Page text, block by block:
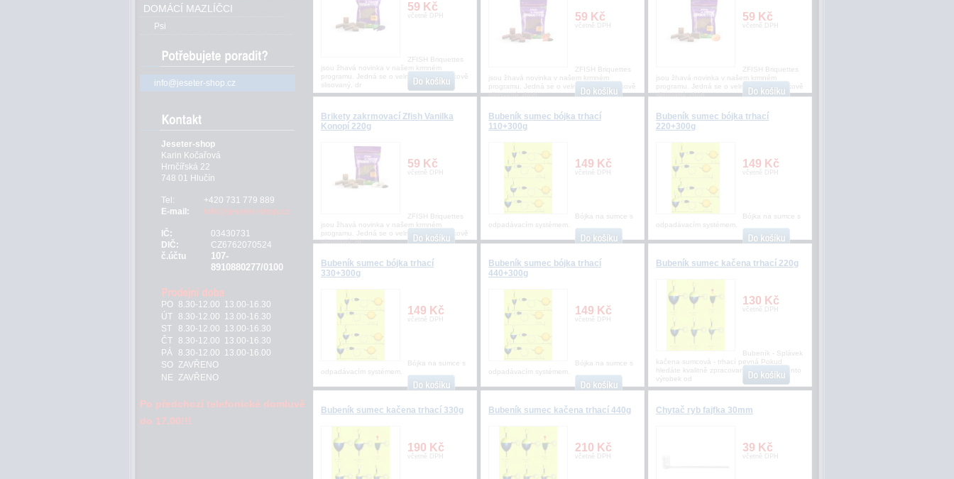
59 Kč
včetně DPH
ZFISH Briquettes
jsou žhavá novinka v našem krmném
programu. Jedná se o velmi kvalitní a tlakově
slisovaný, dr
59 Kč
včetně DPH
ZFISH Briquettes
jsou žhavá novinka v našem krmném
programu. Jedná se o velmi kvalitní a tlakově
slisovaný, drob
59 Kč
včetně DPH
ZFISH Briquettes
jsou žhavá novinka v našem krmném
programu. Jedná se o velmi kvalitní a tlakově
slisovaný, drob
Brikety zakrmovací Zfish Vanilka
Konopí 220g
59 Kč
včetně DPH
ZFISH Briquettes
jsou žhavá novinka v našem krmném
programu. Jedná se o velmi kvalitní a tlakově
slisovaný, dr
Bubeník sumec bójka trhací
110+300g
149 Kč
včetně DPH
Bójka na sumce s
odpadávacím systémem.
Bubeník sumec bójka trhací
220+300g
149 Kč
včetně DPH
Bójka na sumce s
odpadávacím systémem.
Bubeník sumec bójka trhací
330+300g
149 Kč
včetně DPH
Bójka na sumce s
odpadávacím systémem.
Bubeník sumec bójka trhací
440+300g
149 Kč
včetně DPH
Bójka na sumce s
odpadávacím systémem.
Bubeník sumec kačena trhací 220g
130 Kč
včetně DPH
Bubeník - Splávek
kačena sumcová - trhací pevná Pokud
hledáte kvalitně zpracovaný splávek je tento
výrobek od
Bubeník sumec kačena trhací 330g
190 Kč
včetně DPH
Bubeník sumec kačena trhací 440g
210 Kč
včetně DPH
Chytač ryb fajfka 30mm
39 Kč
včetně DPH
DOMÁCÍ MAZLÍČCI
Psi
info@jeseter-shop.cz
Jeseter-shop
Karin Kočařová
Hrnčířská 22
748 01 Hlučín
Tel:
+420 731 779 889
E-mail:
info@jeseter-shop.cz
IČ:
03430731
DIČ:
CZ6762070524
č.účtu
107-
8910880277/0100
PO 8.30-12.00 13.00-16.30
ÚT
8.30-12.00 13.00-16.30
ST
8.30-12.00 13.00-16.30
ČT
8.30-12.00 13.00-16.30
PÁ
8.30-12.00 13.00-16.00
SO ZAVŘENO
NE ZAVŘENO
Po předchozí telefonické domluvě
do 17.00!!!